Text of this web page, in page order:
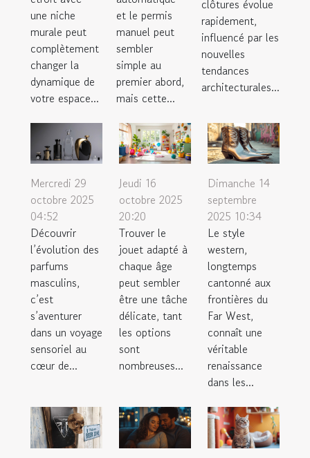
une niche
murale peut
complètement
changer la
dynamique de
votre espace...
et le permis
manuel peut
sembler
simple au
premier abord,
mais cette...
clôtures évolue
rapidement,
influencé par les
nouvelles
tendances
architecturales...
Mercredi 29
octobre 2025
04:52
Découvrir
l’évolution des
parfums
masculins,
c’est
s’aventurer
dans un voyage
sensoriel au
cœur de...
Jeudi 16
octobre 2025
20:20
Trouver le
jouet adapté à
chaque âge
peut sembler
être une tâche
délicate, tant
les options
sont
nombreuses...
Dimanche 14
septembre
2025 10:34
Le style
western,
longtemps
cantonné aux
frontières du
Far West,
connaît une
véritable
renaissance
dans les...